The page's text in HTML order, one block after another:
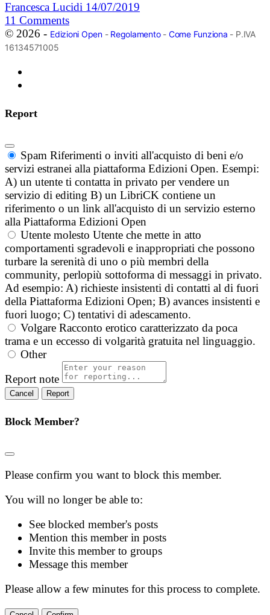
Francesca Lucidi 14/07/2019
11 Comments
© 2026 - Edizioni Open- Regolamento- Come Funziona - P.IVA
16134571005
Report
Spam Riferimenti o inviti all'acquisto di beni e/o
servizi estranei alla piattaforma Edizioni Open. Esempi:
A) un utente ti contatta in privato per vendere un
servizio di editing B) un LibriCK contiene un
riferimento o un link all'acquisto di un servizio esterno
alla Piattaforma Edizioni Open
Utente molesto Utente che mette in atto
comportamenti sgradevoli e inappropriati che possono
turbare la serenità di uno o più membri della
community, perlopiù sottoforma di messaggi in privato.
Ad esempio: A) richieste insistenti di contatti al di fuori
della Piattaforma Edizioni Open; B) avances insistenti e
fuori luogo; C) tentativi di adescamento.
Volgare Racconto erotico caratterizzato da poca
trama e un eccesso di volgarità gratuita nel linguaggio.
Other
Report note
Report
Block Member?
Please confirm you want to block this member.
You will no longer be able to:
See blocked member's posts
Mention this member in posts
Invite this member to groups
Message this member
Please allow a few minutes for this process to complete.